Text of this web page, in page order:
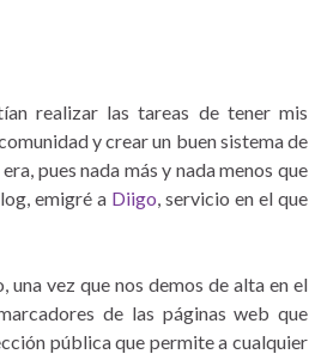
realizar las tareas de tener mis
y crear un buen sistema de
pues nada más y nada menos que
emigré a Diigo, servicio en el que
vez que nos demos de alta en el
de las páginas web que
pública que permite a cualquier